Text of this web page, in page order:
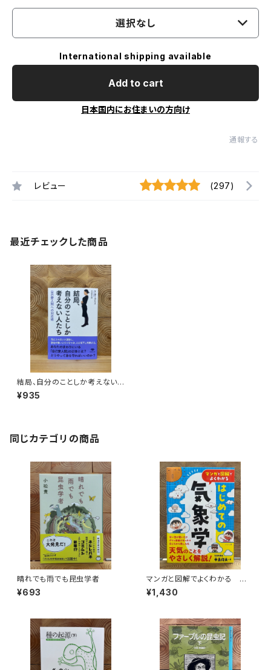
選択なし
International shipping available
Add to cart
日本国内にお住まいの方向け
通報する
レビュー (297)
最近チェックした商品
結局、自分のことしか考えない
人たち
¥935
同じカテゴリの商品
晴れでも雨でも昆虫学者
¥693
マンガと図解でよくわかる はじ
めての気象学
¥1,430